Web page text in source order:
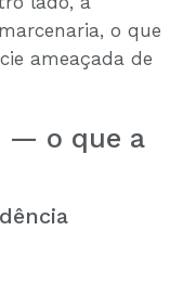
o que
ameaçada de
— o que a